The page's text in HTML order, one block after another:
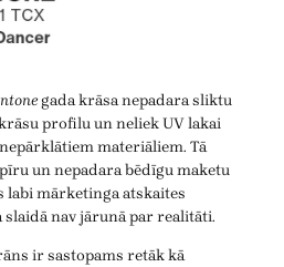
gada krāsa nepadara sliktu
profilu un neliek UV lakai
materiāliem. Tā
un nepadara bēdīgu maketu
labi mārketinga atskaites
nav jārunā par realitāti.
ir sastopams retāk kā